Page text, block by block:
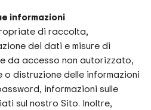
informazioni
di raccolta,
dei dati e misure di
da accesso non autorizzato,
distruzione delle informazioni
informazioni sulle
sul nostro Sito. Inoltre,